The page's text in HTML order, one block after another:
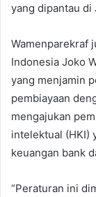
yang dipantau di
Wamenparekraf
Indonesia Joko
yang menjamin
pembiayaan
mengajukan
intelektual (HKI)
keuangan bank
“Peraturan ini